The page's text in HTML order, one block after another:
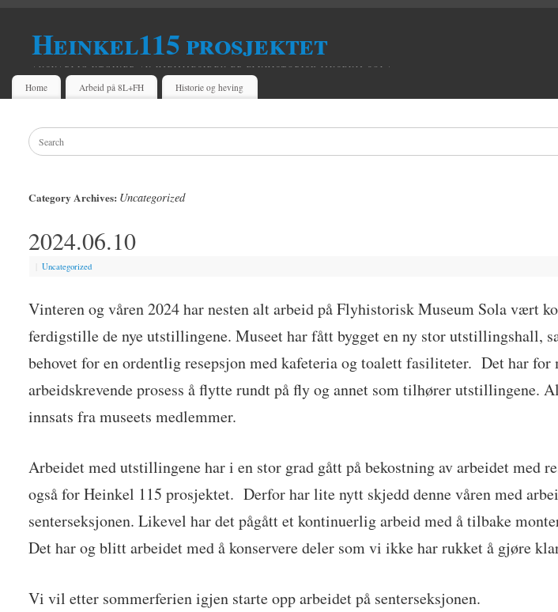
Heinkel115 prosjektet
ANSVARLIG UTGIVER AV HJEMMESIDEN ER FLYHISTORISK MUSEUM SOLA
Home Arbeid på 8L+FH Historie og heving
Category Archives: Uncategorized
2024.06.10
Uncategorized
Vinteren og våren 2024 har nesten alt arbeid på Flyhistorisk Museum Sola vært
ferdigstille de nye utstillingene. Museet har fått bygget en ny stor utstillingshall,
behovet for en ordentlig resepsjon med kafeteria og toalett fasiliteter. Det har for
arbeidskrevende prosess å flytte rundt på fly og annet som tilhører
innsats fra museets medlemmer.
Arbeidet med utstillingene har i en stor grad gått på bekostning av arbeidet med
også for Heinkel 115 prosjektet. Derfor har lite nytt skjedd denne våren med
senterseksjonen. Likevel har det pågått et kontinuerlig arbeid med å tilbake
Det har og blitt arbeidet med å konservere deler som vi ikke har rukket å gjøre
Vi vil etter sommerferien igjen starte opp arbeidet på senterseksjonen.